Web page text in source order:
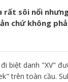
rất sôi nổi
chứ không
biệt danh "XV"
trên toàn cầu.